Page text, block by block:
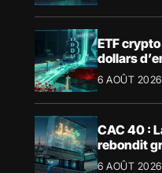
ETF
dollars
Bitcoin et
6 AOÛT
CAC 40 :
rebondit
luxe
6 AOÛT